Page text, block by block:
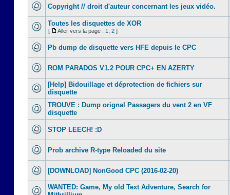
Copyright // droit d'auteur concernant les jeux vidéo.
Toutes les disquettes de XOR
[ Aller vers la page : 1 2 ]
Pb dump de disquette vers HFE depuis le CPC
ROM PARADOS V1.2 POUR CPC+ EN AZERTY
[Help] Bidouillage et déprotection de fichiers sur
disquette
TROUVE : Dump orignal Passagers du vent 2 en VF
disquette
STOP LEECH! :D
Prob archive R-type Reloaded du site
[DOWNLOAD] NonGood CPC (2016-02-20)
WANTED: Game, My old Text Adventure, Search for